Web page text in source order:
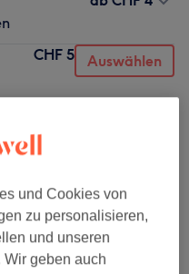
CHF 5 Auswählen
und Cookies von
zu personalisieren,
und unseren
geben auch